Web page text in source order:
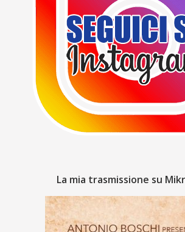
La mia trasmissione su